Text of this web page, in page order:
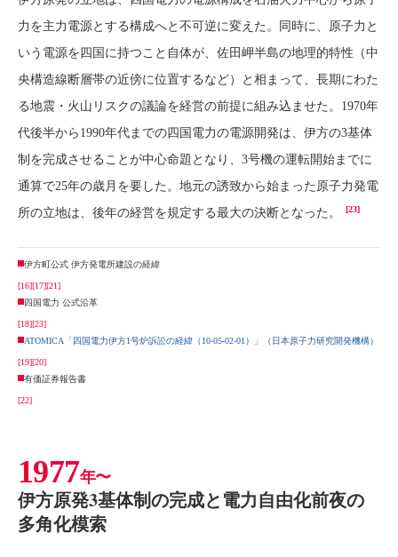
力を主力電源とする構成へと不可逆に変えた。同時に、原子力と
いう電源を四国に持つこと自体が、佐田岬半島の地理的特性（中
央構造線断層帯の近傍に位置するなど）と相まって、長期にわた
る地震・火山リスクの議論を経営の前提に組み込ませた。1970年
代後半から1990年代までの四国電力の電源開発は、伊方の3基体
制を完成させることが中心命題となり、3号機の運転開始までに
通算で25年の歳月を要した。地元の誘致から始まった原子力発電
所の立地は、後年の経営を規定する最大の決断となった。
[23]
伊方町公式 伊方発電所建設の経緯
[16][17][21]
四国電力 公式沿革
[18][23]
ATOMICA「四国電力伊方1号炉訴訟の経緯（10-05-02-01）」（日本原子力研究開発機構）
[19][20]
有価証券報告書
[22]
1977年〜
伊方原発3基体制の完成と電力自由化前夜の
多角化模索